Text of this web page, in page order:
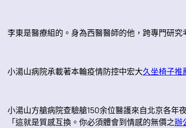
李東是醫療組的。身為西醫醫師的他，跨專門研
小湯山病院承載著本輪疫情防控中宏大久坐椅子推
小湯山方艙病院查驗艙150余位醫護來自北京各年
「這就是質感互換。你必須體會到情感的無價之辦